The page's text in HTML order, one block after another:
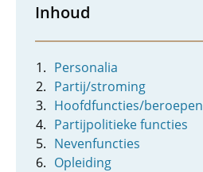
Inhoud
Personalia
Partij/stroming
Hoofdfuncties/beroepen
Partijpolitieke functies
Nevenfuncties
Opleiding